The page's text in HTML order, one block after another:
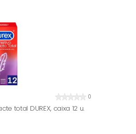
0
total DUREX, caixa 12 u.